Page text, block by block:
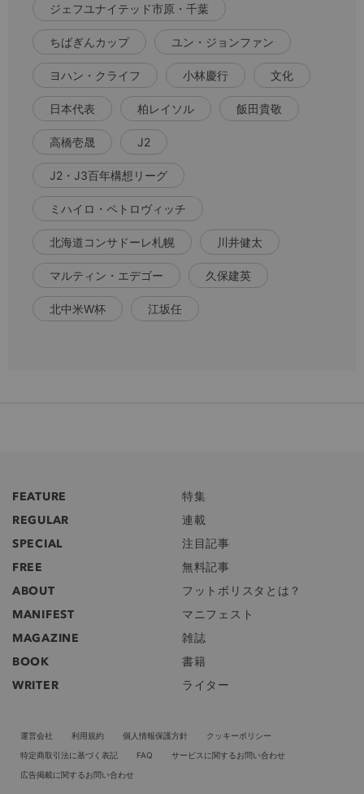
ジェフユナイテッド市原・千葉
ちばぎんカップ ユン・ジョンファン
ヨハン・クライフ 小林慶行 文化
日本代表 柏レイソル 飯田貴敬
高橋壱晟 J2
J2・J3百年構想リーグ
ミハイロ・ペトロヴィッチ
北海道コンサドーレ札幌 川井健太
マルティン・エデゴー 久保建英
北中米W杯 江坂任
FEATURE
特集
REGULAR
連載
SPECIAL
注目記事
FREE
無料記事
ABOUT
フットボリスタとは？
MANIFEST
マニフェスト
MAGAZINE
雑誌
BOOK
書籍
WRITER
ライター
運営会社 利用規約 個人情報保護方針
クッキーポリシー
特定商取引法に基づく表記
FAQ
サービスに関するお問い合わせ
広告掲載に関するお問い合わせ